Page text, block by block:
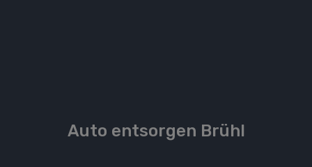
Auto entsorgen Brühl